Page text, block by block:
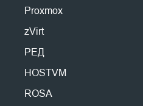
Миграция P2V
Миграция P2P
Миграция C2C
ZStack
Sangfor HCI
Oracle OLVM
Энергетика
Телеком
Proxmox
zVirt
РЕД
HOSTVM
ROSA
Простой, умный,
эффективный
* 60-дневная пробная